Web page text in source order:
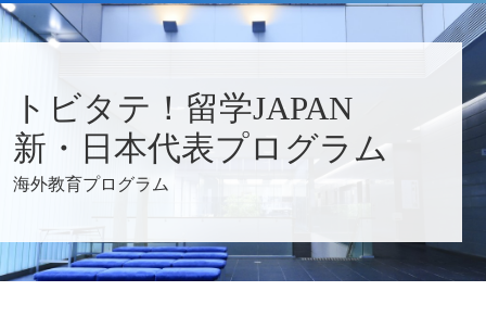
城西
国際
大学
トビタテ！留学JAPAN
新・日本代表プログラム
海外教育プログラム